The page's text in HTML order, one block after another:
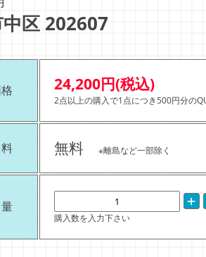
区 202607
24,200円(税込)
2点以上の購入で1点につき500円分の
無料 ※離島など一部除く
購入数を入力下さい